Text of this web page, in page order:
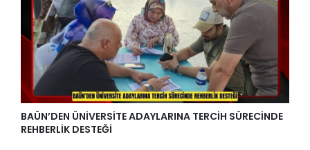
BAÜN’DEN ÜNİVERSİTE ADAYLARINA TERCİH SÜRECİNDE
REHBERLİK DESTEĞİ